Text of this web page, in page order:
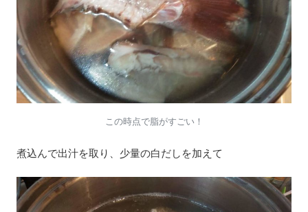
この時点で脂がすごい！
煮込んで出汁を取り、少量の白だしを加えて